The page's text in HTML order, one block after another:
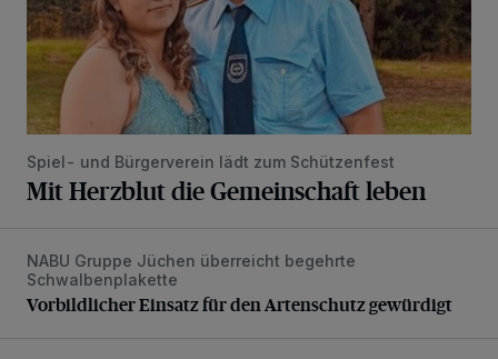
Spiel- und Bürgerverein lädt zum Schützenfest
Mit Herzblut die Gemeinschaft leben
Vorbildlicher Einsatz für den Artenschutz gewürdigt
NABU Gruppe Jüchen überreicht begehrte
Schwalbenplakette
Vorbildlicher Einsatz für den Artenschutz gewürdigt